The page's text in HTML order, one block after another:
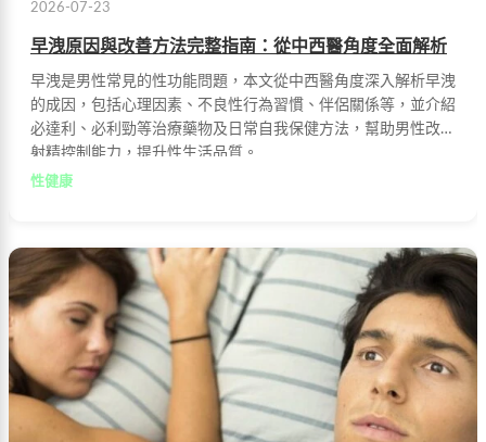
2026-07-23
早洩原因與改善方法完整指南：從中西醫角度全面解析
早洩是男性常見的性功能問題，本文從中西醫角度深入解析早洩
的成因，包括心理因素、不良性行為習慣、伴侶關係等，並介紹
必達利、必利勁等治療藥物及日常自我保健方法，幫助男性改善
射精控制能力，提升性生活品質。
性健康